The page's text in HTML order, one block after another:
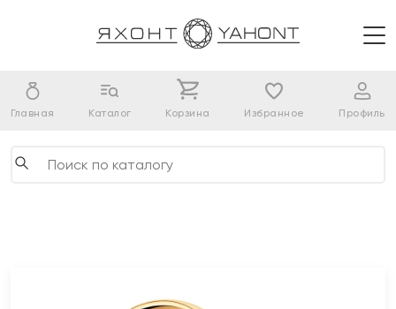
Главная Каталог Корзина Избранное Профиль